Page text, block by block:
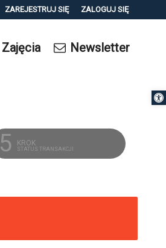
ZAREJESTRUJ SIĘ ZALOGUJ SIĘ
0,00
14
Zajęcia Newsletter
5 KROK
STATUS TRANSAKCJI